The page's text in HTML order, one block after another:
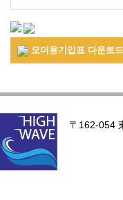
오더용기입표 다운로드
〒162-054